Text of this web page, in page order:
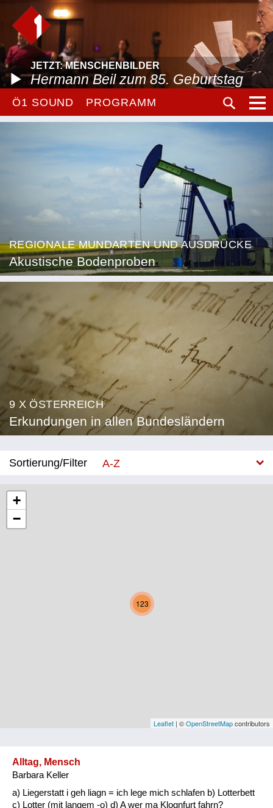
JETZT: MENSCHENBILDER
Hermann Beil zum 85. Geburtstag
Ö1 SOUND PROGRAMM
REGIONALE MUNDARTEN UND AUSDRÜCKE
Akustische Bodenproben
9 X ÖSTERREICH
Erkundungen in allen Bundesländern
Sortierung/Filter
A-Z
Niederösterreich
Oberösterreich
Vorarlberg
Natur und Landwirtschaft
123
+
−
Leaflet | ©OpenStreetMapcontributors
Alltag, Mensch
Barbara Keller
a) Liegerstatt i geh liagn = ich lege mich schlafen b) Lotterbett
c) Lotter (mit langem -o) d) A wer ma Klognfurt fahrn?